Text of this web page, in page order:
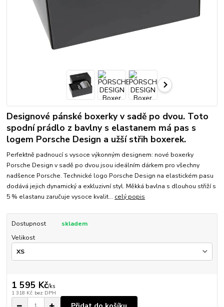
Designové pánské boxerky v sadě po dvou. Toto
spodní prádlo z bavlny s elastanem má pas s
logem Porsche Design a užší střih boxerek.
Perfektně padnoucí s vysoce výkonným designem: nové boxerky
Porsche Design v sadě po dvou jsou ideálním dárkem pro všechny
nadšence Porsche. Technické logo Porsche Design na elastickém pasu
dodává jejich dynamický a exkluzivní styl. Měkká bavlna s dlouhou střiží s
5 % elastanu zaručuje vysoce kvalit... celý popis
Dostupnost
skladem
Velikost
1 595 Kč/ks
1 318 Kč bez DPH